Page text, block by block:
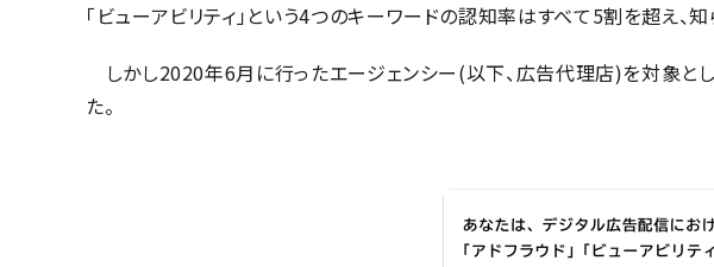
「ビューアビリティ」という4つのキーワードの認知率はすべて5割を超え、
しかし2020年6月に行ったエージェンシー(以下、広告代理店)を対象と
た。